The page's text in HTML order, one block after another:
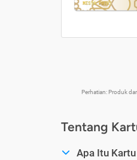
Perhatian: Produk
Tentang
Apa Itu